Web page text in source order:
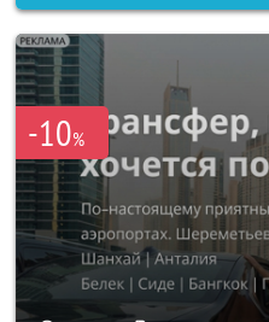
-10%